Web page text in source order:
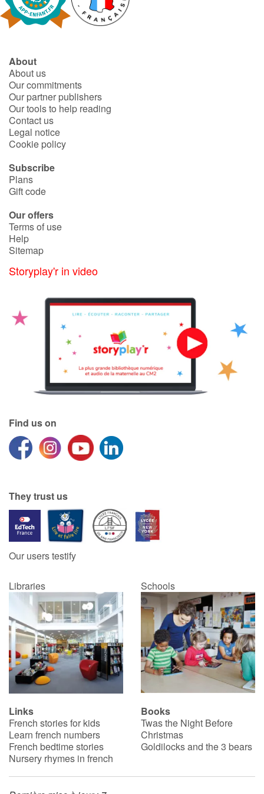
About
About us
Our commitments
Our partner publishers
Our tools to help reading
Contact us
Legal notice
Cookie policy
Subscribe
Plans
Gift code
Our offers
Terms of use
Help
Sitemap
Storyplay'r in video
Find us on
They trust us
Our users testify
Libraries Schools
Links
French stories for kids
Learn french numbers
French bedtime stories
Nursery rhymes in french
Books
Twas the Night Before
Christmas
Goldilocks and the 3 bears